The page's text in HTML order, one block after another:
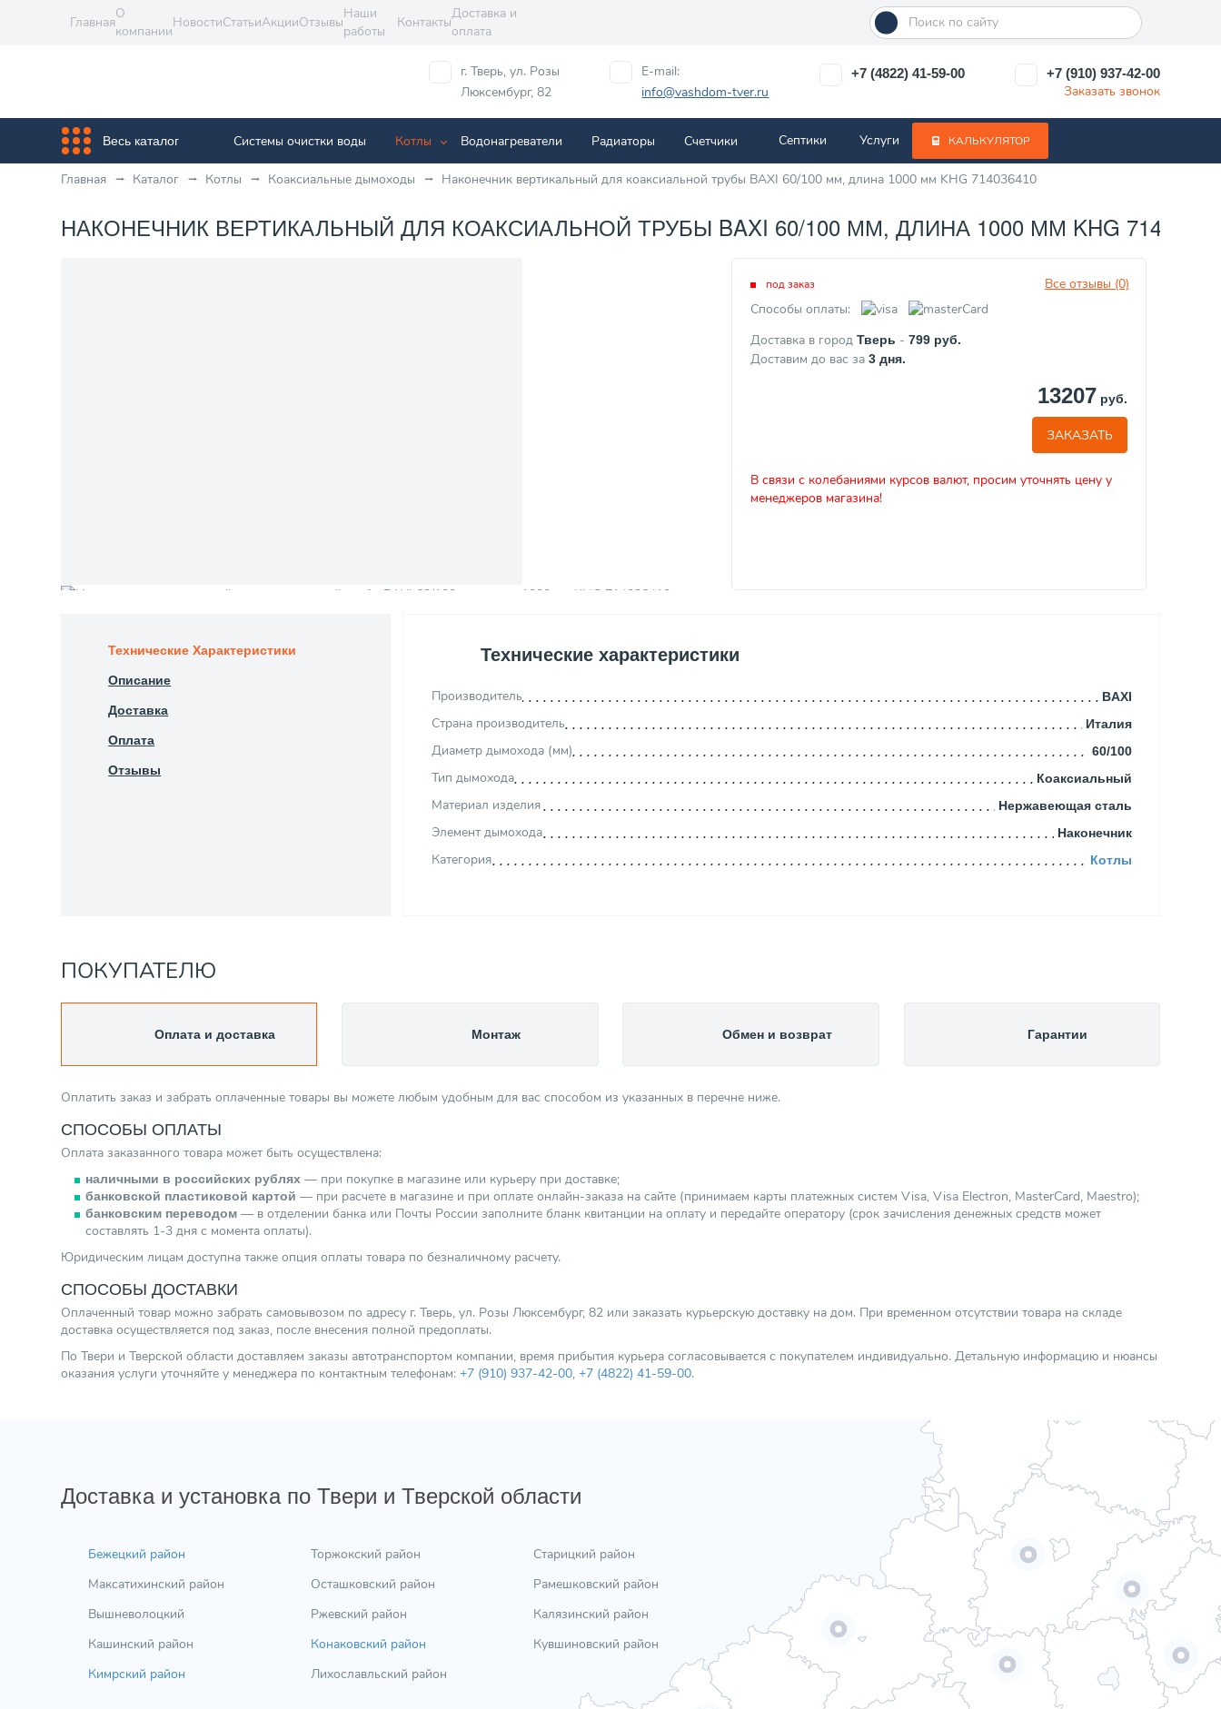
Главная
О
компании
НовостиСтатьиАкцииОтзывы
Наши
работы
Контакты
Доставка и
оплата
г. Тверь, ул. Розы
Люксембург, 82
E-mail:
info@vashdom-tver.ru
+7 (4822) 41-59-00 +7 (910) 937-42-00
Заказать звонок
Весь каталог Системы очистки воды Котлы Водонагреватели Радиаторы Cчетчики Септики Услуги КАЛЬКУЛЯТОР
Главная Каталог Котлы Коаксиальные дымоходы Наконечник вертикальный для коаксиальной трубы BAXI 60/100 мм, длина 1000 мм KHG 714036410
НАКОНЕЧНИК ВЕРТИКАЛЬНЫЙ ДЛЯ КОАКСИАЛЬНОЙ ТРУБЫ BAXI 60/100 ММ, ДЛИНА 1000 ММ KHG
Все отзывы (0)
под заказ
Способы оплаты:
Доставка в город Тверь - 799 руб.
Доставим до вас за 3 дня.
13207 руб.
ЗАКАЗАТЬ
В связи с колебаниями курсов валют, просим уточнять цену у
менеджеров магазина!
Технические Характеристики Технические характеристики
Производитель BAXI
Страна производитель Италия
Диаметр дымохода (мм) 60/100
Тип дымохода Коаксиальный
Материал изделия Нержавеющая сталь
Элемент дымохода Наконечник
Категория Котлы
Описание
Доставка
Оплата
Отзывы
ПОКУПАТЕЛЮ
Оплата и доставка
Оплатить заказ и забрать оплаченные товары вы можете любым удобным для вас способом из указанных в перечне ниже.
СПОСОБЫ ОПЛАТЫ
Оплата заказанного товара может быть осуществлена:
наличными в российских рублях — при покупке в магазине или курьеру при доставке;
банковской пластиковой картой — при расчете в магазине и при оплате онлайн-заказа на сайте (принимаем карты платежных систем Visa, Visa Electron, MasterCard, Maestro);
банковским переводом — в отделении банка или Почты России заполните бланк квитанции на оплату и передайте оператору (срок зачисления денежных средств может
составлять 1-3 дня с момента оплаты).
Юридическим лицам доступна также опция оплаты товара по безналичному расчету.
СПОСОБЫ ДОСТАВКИ
Оплаченный товар можно забрать самовывозом по адресу г. Тверь, ул. Розы Люксембург, 82 или заказать курьерскую доставку на дом. При временном отсутствии товара на складе
доставка осуществляется под заказ, после внесения полной предоплаты.
По Твери и Тверской области доставляем заказы автотранспортом компании, время прибытия курьера согласовывается с покупателем индивидуально. Детальную информацию и нюансы
оказания услуги уточняйте у менеджера по контактным телефонам: +7 (910) 937-42-00, +7 (4822) 41-59-00.
Монтаж Обмен и возврат Гарантии
Доставка и установка по Твери и Тверской области
Бежецкий район
Максатихинский район
Вышневолоцкий
Кашинский район
Кимрский район
Торжокский район
Осташковский район
Ржевский район
Конаковский район
Лихославльский район
Старицкий район
Рамешковский район
Калязинский район
Кувшиновский район